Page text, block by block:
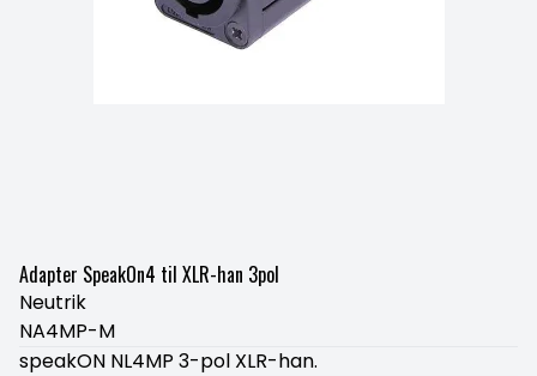
Adapter SpeakOn4 til XLR-han 3pol
Neutrik
NA4MP-M
speakON NL4MP 3-pol XLR-han.